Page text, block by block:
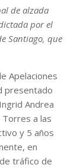
de alzada
por el
Santiago, que
Apelaciones
presentado
Andrea
a las
y 5 años
en
tráfico de